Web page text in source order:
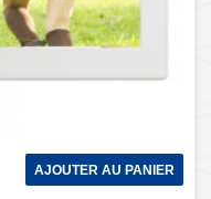
AJOUTER AU PANIER